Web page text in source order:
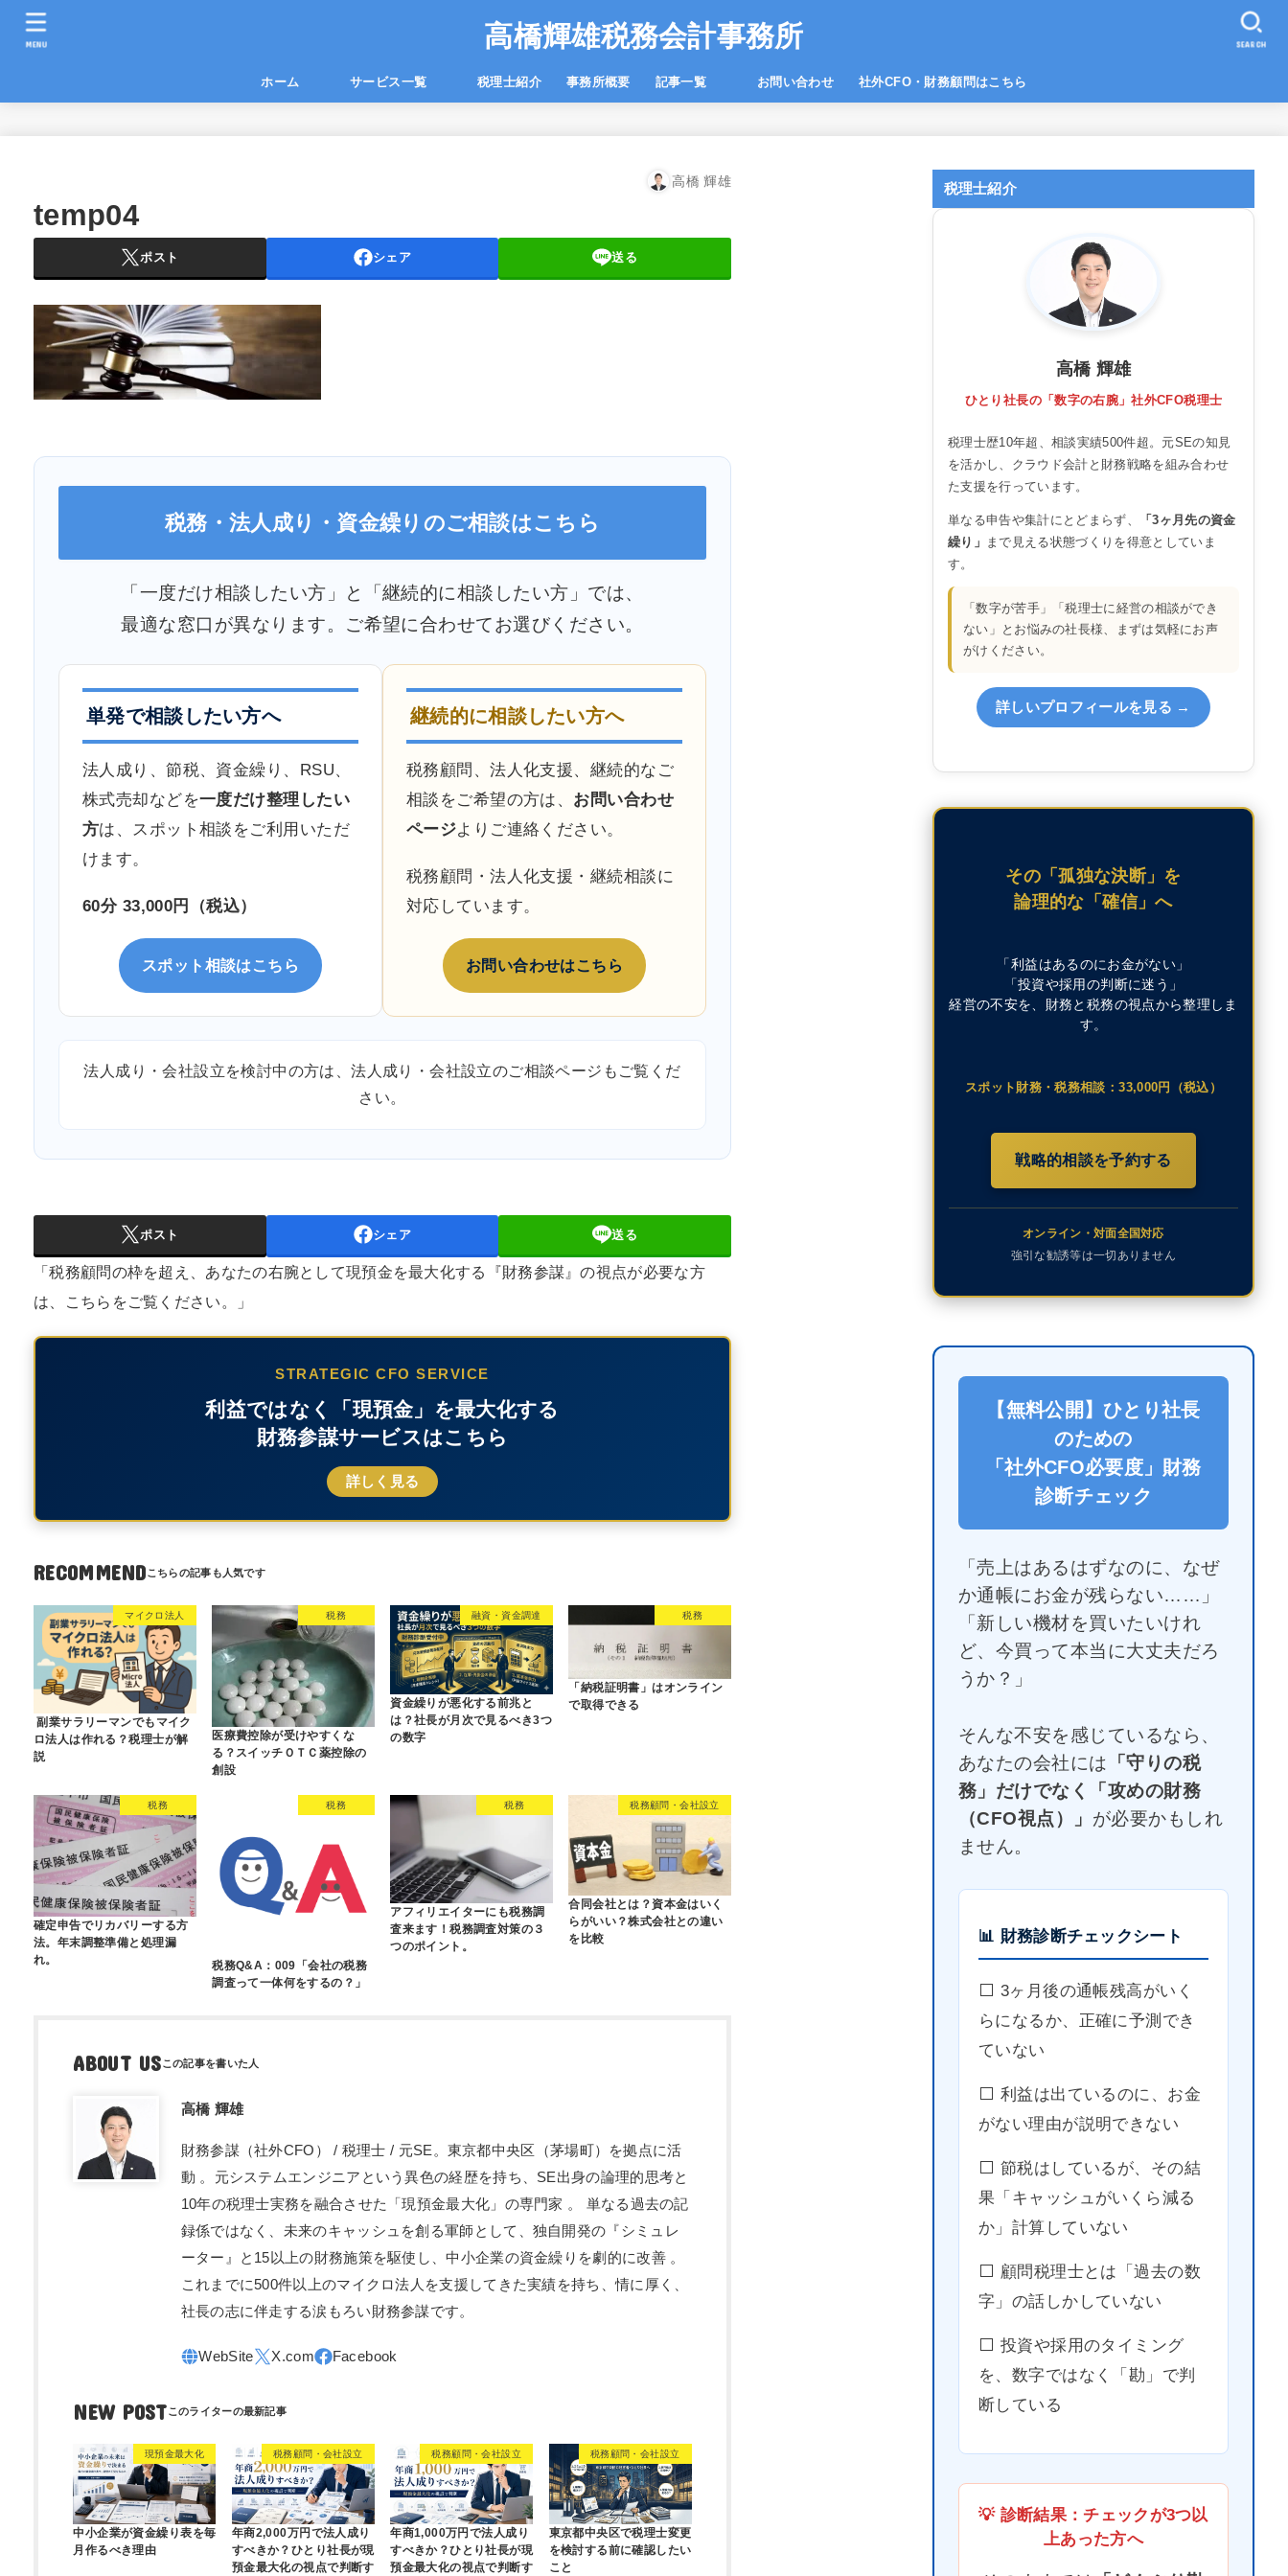
高橋輝雄税務会計事務所
ホーム サービス一覧 税理士紹介 事務所概要 記事一覧 お問い合わせ 社外CFO・財務顧問はこちら
SEARCH
MENU
高橋 輝雄
temp04
ポスト シェア 送る
税務・法人成り・資金繰りのご相談はこちら
「一度だけ相談したい方」と「継続的に相談したい方」では、
最適な窓口が異なります。ご希望に合わせてお選びください。
単発で相談したい方へ
法人成り、節税、資金繰り、RSU、
株式売却などを一度だけ整理したい
方は、スポット相談をご利用いただ
けます。
60分 33,000円（税込）
スポット相談はこちら
継続的に相談したい方へ
税務顧問、法人化支援、継続的なご
相談をご希望の方は、 お問い合わせ
ページよりご連絡ください。
税務顧問・法人化支援・継続相談に
対応しています。
お問い合わせはこちら
法人成り・会社設立を検討中の方は、法人成り・会社設立のご相談ページ もご覧くだ
さい。
ポスト シェア 送る
「税務顧問の枠を超え、あなたの右腕として現預金を最大化する『財務参謀』の視点が必要な方
は、こちらをご覧ください。」
STRATEGIC CFO SERVICE
利益ではなく「現預金」を最大化する
財務参謀サービスはこちら
詳しく見る
RECOMMEND
マイクロ法人
副業サラリーマンでもマイク
ロ法人は作れる？税理士が解
説
税務
医療費控除が受けやすくな
る？スイッチＯＴＣ薬控除の
創設
融資・資金調達
資金繰りが悪化する前兆と
は？社長が月次で見るべき3つ
の数字
税務
「納税証明書」はオンライン
で取得できる
税務
確定申告でリカバリーする方
法。年末調整準備と処理漏
れ。
税務
税務Q&A：009「会社の税務
調査って一体何をするの？」
税務
アフィリエイターにも税務調
査来ます！税務調査対策の３
つのポイント。
税務顧問・会社設立
合同会社とは？資本金はいく
らがいい？株式会社との違い
を比較
ABOUT US
高橋 輝雄
財務参謀（社外CFO） / 税理士 / 元SE。東京都中央区（茅場町）を拠点に活
動 。元システムエンジニアという異色の経歴を持ち、SE出身の論理的思考と
10年の税理士実務を融合させた「現預金最大化」の専門家 。 単なる過去の記
録係ではなく、未来のキャッシュを創る軍師として、独自開発の『シミュレ
ーター』と15以上の財務施策を駆使し、中小企業の資金繰りを劇的に改善 。
これまでに500件以上のマイクロ法人を支援してきた実績を持ち、情に厚く、
社長の志に伴走する涙もろい財務参謀です。
NEW POST
現預金最大化
中小企業が資金繰り表を毎
月作るべき理由
税務顧問・会社設立
年商2,000万円で法人成り
すべきか？ひとり社長が現
預金最大化の視点で判断す
税務顧問・会社設立
年商1,000万円で法人成り
すべきか？ひとり社長が現
預金最大化の視点で判断す
税務顧問・会社設立
東京都中央区で税理士変更
を検討する前に確認したい
こと
税理士紹介
高橋 輝雄
ひとり社長の「数字の右腕」社外CFO税理士
税理士歴10年超、相談実績500件超。元SEの知見
を活かし、クラウド会計と財務戦略を組み合わせ
た支援を行っています。
単なる申告や集計にとどまらず、
「3ヶ月先の資金
繰り」
まで見える状態づくりを得意としていま
す。
「数字が苦手」「税理士に経営の相談ができ
ない」とお悩みの社長様、まずは気軽にお声
がけください。
詳しいプロフィールを見る →
その「孤独な決断」を
論理的な「確信」へ
「利益はあるのにお金がない」
「投資や採用の判断に迷う」
経営の不安を、財務と税務の視点から整理しま
す。
スポット財務・税務相談：33,000円（税込）
戦略的相談を予約する
オンライン・対面全国対応
強引な勧誘等は一切ありません
【無料公開】ひとり社長
のための
「社外CFO必要度」財務
診断チェック
「売上はあるはずなのに、なぜ
か通帳にお金が残らない……」
「新しい機材を買いたいけれ
ど、今買って本当に大丈夫だろ
うか？」
そんな不安を感じているなら、
あなたの会社には 「守りの税
務」だけでなく「攻めの財務
（CFO視点）」 が必要かもしれ
ません。
📊 財務診断チェックシート
⬜️ 3ヶ月後の通帳残高がいく
らになるか、正確に予測でき
ていない
⬜️ 利益は出ているのに、お金
がない理由が説明できない
⬜️ 節税はしているが、その結
果「キャッシュがいくら減る
か」計算していない
⬜️ 顧問税理士とは「過去の数
字」の話しかしていない
⬜️ 投資や採用のタイミング
を、数字ではなく「勘」で判
断している
💡 診断結果：チェックが3つ以
上あった方へ